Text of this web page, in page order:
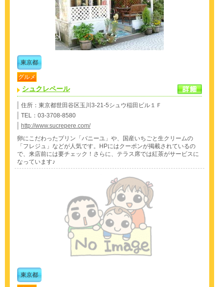
東京都
グルメ
シュクレペール
住所：東京都世田谷区玉川3-21-5シュウ稲田ビル１Ｆ
TEL：03-3708-8580
http://www.sucrepere.com/
卵にこだわったプリン「バニーユ」や、国産いちごと生クリームの
「フレジュ」などが人気です。HPにはクーポンが掲載されているの
で、来店前には要チェック！さらに、テラス席では紅茶がサービスに
なっています♪
東京都